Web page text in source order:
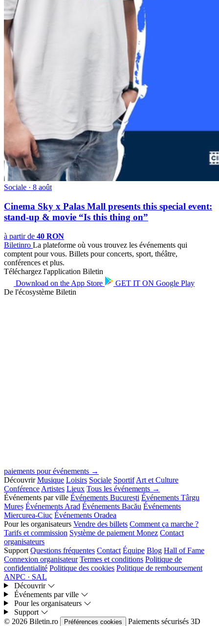
Sociale · 8 août
Cinema Sky x Palas Mall presents this special event:
stand-up & movie “Is this thing on”
à partir de 40 RON
Biletinro La plateforme où vous trouvez les événements qui
comptent pour vous. Billets pour concerts, sport, théâtre,
conférences et plus.
Téléchargez l'application Biletin
Download on the App Store GET IT ON Google Play
De l'écosystème Biletin
paiements pour événements →
Découvrir Musique Loisirs Sociale Sportif Art et Culture
Conférence Artistes Lieux Tous les événements →
Événements par ville Événements București Événements Târgu
Mureș Événements Arad Événements Bacău Événements
Miercurea-Ciuc Événements Oradea
Pour les organisateurs Vendre des billets Comment ça marche ?
Tarifs et commission Système de paiement Monez Contact
organisateurs
Support Questions fréquentes Contact Équipe Blog Hall of Fame
Connexion organisateur Termes et conditions Politique de
confidentialité Politique des cookies Politique de remboursement
ANPC · SAL
Découvrir
Événements par ville
Pour les organisateurs
Support
© 2026 Biletin.ro
Préférences cookies Paiements sécurisés 3D